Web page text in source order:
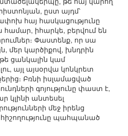
ըստ այդմ՝
հայ հասկացությունը
համար, իհարկե, բերվում են
Փաստենք, որ սա
մեր կարծիքով, խնդրին
ցանկալին կամ
այլ այսօրվա կոնկրետ
Բռնի իսլամացված
գոյությունը փաստ է,
կլինի անտեսել
մեջ իրենց
պահպանած